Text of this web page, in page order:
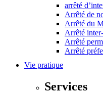
arrêté
Arrêté de
Arrêté du
Arrêté
Arrêté
Arrêté
Vie pratique
Services